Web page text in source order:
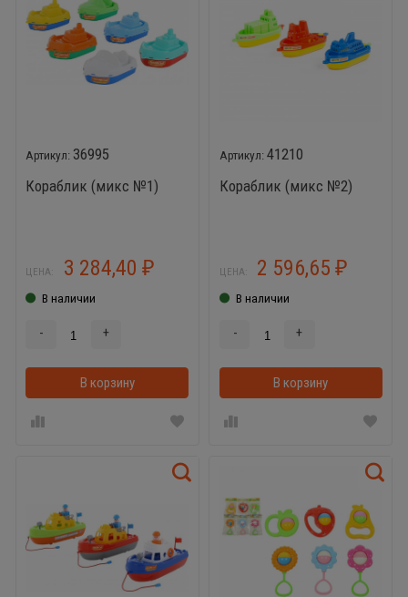
36995
Кораблик (микс №1)
ЦЕНА: 3 284,40 ₽
В наличии
- +
В корзину В корзинке
41210
Кораблик (микс №2)
ЦЕНА: 2 596,65₽
В наличии
- +
В корзину